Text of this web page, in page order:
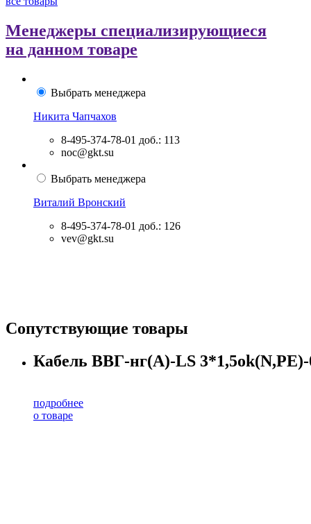
Менеджеры специализирующиеся
на данном товаре
Выбрать менеджера
Никита Чапчахов
8-495-374-78-01 доб.: 113
noc@gkt.su
Выбрать менеджера
Виталий Вронский
8-495-374-78-01 доб.: 126
vev@gkt.su
Сопутствующие товары
Кабель ВВГ-нг(А)-LS 3*1,5ok(N,PE)-
подробнее
о товаре